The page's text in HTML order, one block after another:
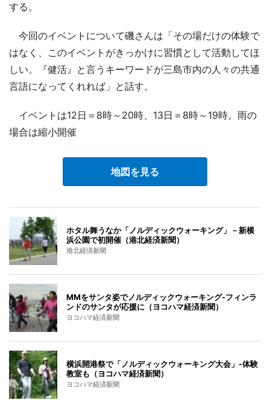
する。
今回のイベントについて磯さんは「その場だけの体験で
はなく、このイベントがきっかけに習慣として活動してほ
しい。『健活』と言うキーワードが三島市内の人々の共通
言語になってくれれば」と話す。
イベントは12日＝8時～20時、13日＝8時～19時。雨の
場合は縮小開催
地図を見る
ホタル舞うなか「ノルディックウォーキング」－新横
浜公園で初開催（港北経済新聞）
港北経済新聞
MMをサンタ姿でノルディックウォーキング-フィンラ
ンドのサンタが応援に（ヨコハマ経済新聞）
ヨコハマ経済新聞
横浜開港祭で「ノルディックウォーキング大会」-体験
教室も（ヨコハマ経済新聞）
ヨコハマ経済新聞